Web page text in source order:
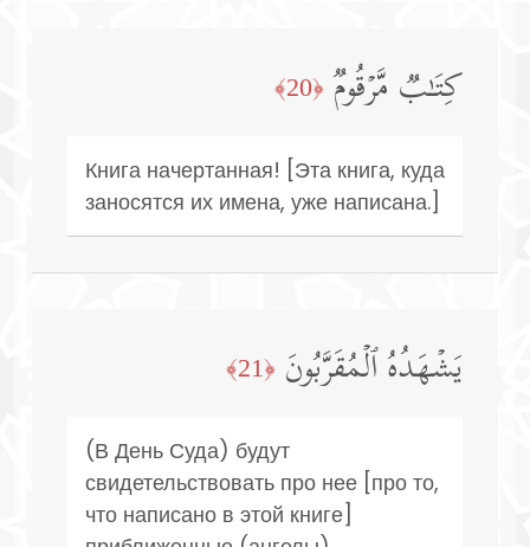
كِتَـٰبࣱ مَّرۡقُومࣱ ﴿20﴾
Книга начертанная! [Эта книга, куда
заносятся их имена, уже написана.]
یَشۡهَدُهُ ٱلۡمُقَرَّبُونَ ﴿21﴾
(В День Суда) будут
свидетельствовать про нее [про то,
что написано в этой книге]